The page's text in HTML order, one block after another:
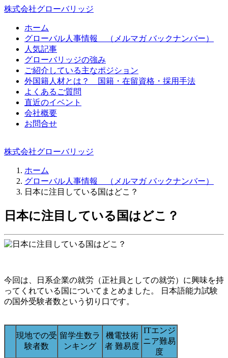
株式会社グローバリッジ
ホーム
グローバル人事情報 （メルマガ バックナンバー）
人気記事
グローバリッジの強み
ご紹介している主なポジション
外国籍人材とは？ 国籍・在留資格・採用手法
よくあるご質問
直近のイベント
会社概要
お問合せ
株式会社グローバリッジ
ホーム
グローバル人事情報 （メルマガ バックナンバー）
日本に注目している国はどこ？
日本に注目している国はどこ？
今回は、日系企業の就労（正社員としての就労）に興味を持
ってくれている国についてまとめました。 日本語能力試験
の国外受験者数という切り口です。
現地での受
験者数
留学生数ラ
ンキング
機電技術
者 難易度
ITエンジ
ニア難易
度